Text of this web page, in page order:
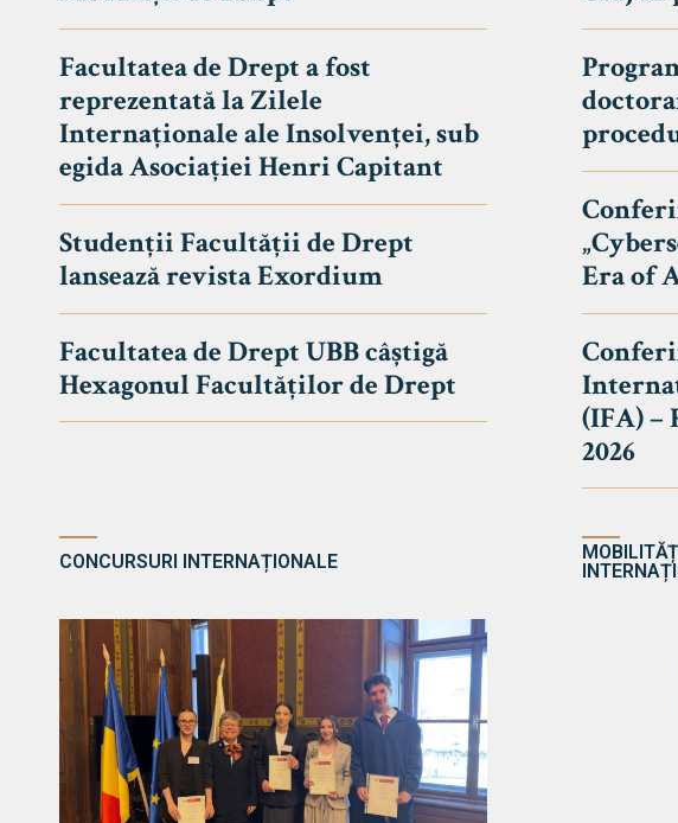
UNIVERSITATEA BABEȘ - BOLYAI
FACULTATEA
DE DREPT
Avizier Studenți
Studii
Admitere
Erasmus & Internațional
Știri
Echipa Facultății
Bibliotecă & Reviste
Facultatea de Drept a fost
reprezentată la Zilele
Internaționale ale Insolvenței, sub
egida Asociației Henri Capitant
Studenții Facultății de Drept
lansează revista Exordium
Facultatea de Drept UBB câștigă
Hexagonul Facultăților de Drept
Era of
(IFA) –
2026
CONCURSURI INTERNAȚIONALE